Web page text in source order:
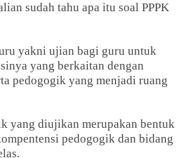
sudah tahu apa itu soal PPPK
yakni ujian bagi guru untuk
yang berkaitan dengan
pedogogik yang menjadi ruang
yang diujikan merupakan bentuk
pedogogik dan bidang